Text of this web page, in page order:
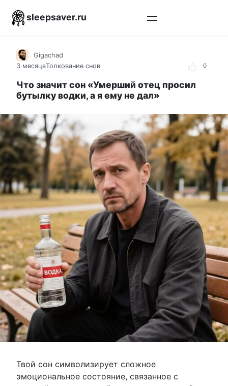
sleepsaver.ru
0
Gigachad
3 месяцаТолкование снов
Что значит сон «Умерший отец просил
бутылку водки, а я ему не дал»
Твой сон символизирует сложное
эмоциональное состояние, связанное с